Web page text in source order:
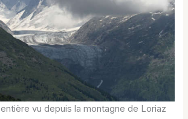
vu depuis la montagne de Loriaz